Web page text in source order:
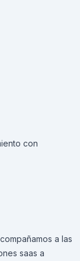
con
a las
saas a